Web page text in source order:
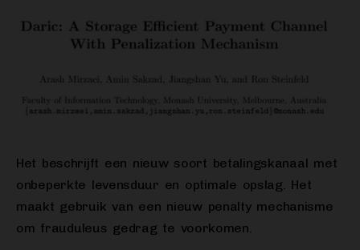
Het beschrijft een nieuw soort betalingskanaal met
onbeperkte levensduur en optimale opslag. Het
maakt gebruik van een nieuw penalty mechanisme
om frauduleus gedrag te voorkomen.